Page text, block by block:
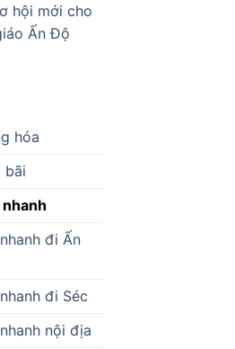
hội mới cho
Ấn Độ
hóa
bãi
đi Ấn
đi Séc
nội địa